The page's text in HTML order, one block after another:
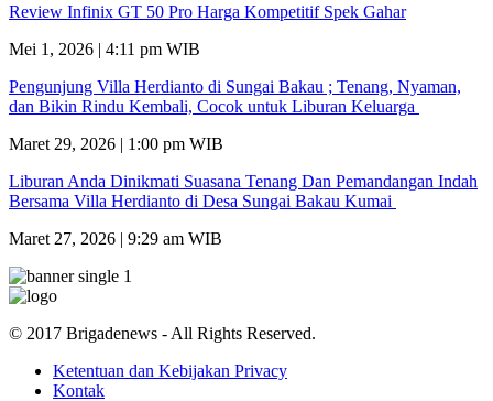
Review Infinix GT 50 Pro Harga Kompetitif Spek Gahar
Mei 1, 2026 | 4:11 pm WIB
Pengunjung Villa Herdianto di Sungai Bakau ; Tenang, Nyaman,
dan Bikin Rindu Kembali, Cocok untuk Liburan Keluarga
Maret 29, 2026 | 1:00 pm WIB
Liburan Anda Dinikmati Suasana Tenang Dan Pemandangan Indah
Bersama Villa Herdianto di Desa Sungai Bakau Kumai
Maret 27, 2026 | 9:29 am WIB
© 2017 Brigadenews - All Rights Reserved.
Ketentuan dan Kebijakan Privacy
Kontak